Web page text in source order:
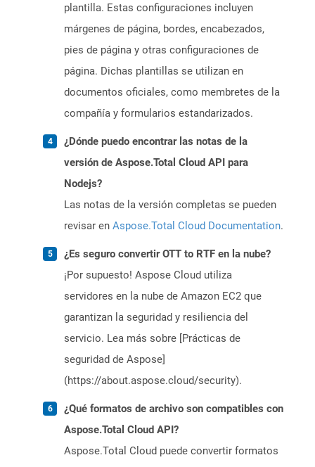
plantilla. Estas configuraciones incluyen
márgenes de página, bordes, encabezados,
pies de página y otras configuraciones de
página. Dichas plantillas se utilizan en
documentos oficiales, como membretes de la
compañía y formularios estandarizados.
¿Dónde puedo encontrar las notas de la
versión de Aspose.Total Cloud API para
Nodejs?
Las notas de la versión completas se pueden
revisar en Aspose.Total Cloud Documentation.
¿Es seguro convertir OTT to RTF en la nube?
¡Por supuesto! Aspose Cloud utiliza
servidores en la nube de Amazon EC2 que
garantizan la seguridad y resiliencia del
servicio. Lea más sobre [Prácticas de
seguridad de Aspose]
(https://about.aspose.cloud/security).
¿Qué formatos de archivo son compatibles con
Aspose.Total Cloud API?
Aspose.Total Cloud puede convertir formatos